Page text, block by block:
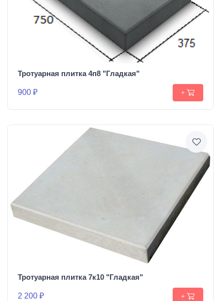
Тротуарная плитка 4п8 "Гладкая"
900 ₽ +
Тротуарная плитка 7к10 "Гладкая"
2 200 ₽ +